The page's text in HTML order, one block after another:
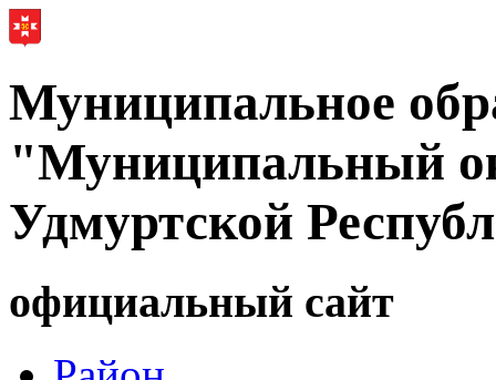
Муниципальное
"Муниципальный
Удмуртской
официальный сайт